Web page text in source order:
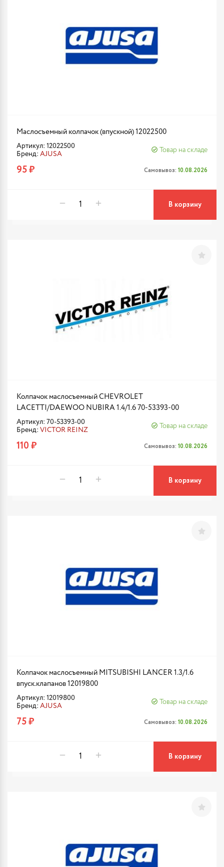
Маслосъемный колпачок (впускной) 12022500
Артикул: 12022500
Бренд: AJUSA
Товар на складе
95 ₽ Самовывоз: 10.08.2026
В корзину
Колпачок маслосъемный CHEVROLET
LACETTI/DAEWOO NUBIRA 1.4/1.6 70-53393-00
Артикул: 70-53393-00
Бренд: VICTOR REINZ
Товар на складе
110 ₽ Самовывоз: 10.08.2026
В корзину
Колпачок маслосъемный MITSUBISHI LANCER 1.3/1.6
впуск.клапанов 12019800
Артикул: 12019800
Бренд: AJUSA
Товар на складе
75 ₽ Самовывоз: 10.08.2026
В корзину